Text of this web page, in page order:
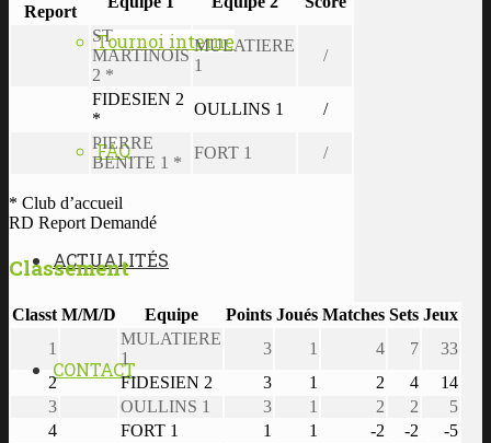
Tournoi interne
FAQ
ACTUALITÉS
CONTACT
Report
ST
MARTINOIS
2 *
MULATIERE
1
/
FIDESIEN 2
*
OULLINS 1
/
PIERRE
BENITE 1 *
FORT 1 /
* Club d’accueil
RD Report Demandé
Classement
Classt M/M/D Equipe Points Joués Matches Sets Jeux
1
MULATIERE
1
3 1 4 7
33
2
FIDESIEN 2 3 1 2 4
14
3
OULLINS 1 3 1 2 2
5
4
FORT 1 1 1 -2 -2 -5